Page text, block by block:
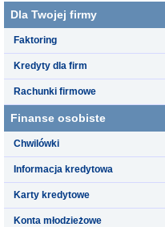
Dla Twojej firmy
Faktoring
Kredyty dla firm
Rachunki firmowe
Finanse osobiste
Chwilówki
Informacja kredytowa
Karty kredytowe
Konta młodzieżowe